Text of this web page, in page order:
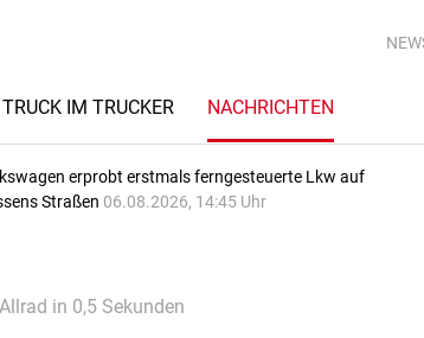
IM TRUCKER NACHRICHTEN
erprobt erstmals ferngesteuerte Lkw auf
Straßen 06.08.2026, 14:45 Uhr
in 0,5 Sekunden